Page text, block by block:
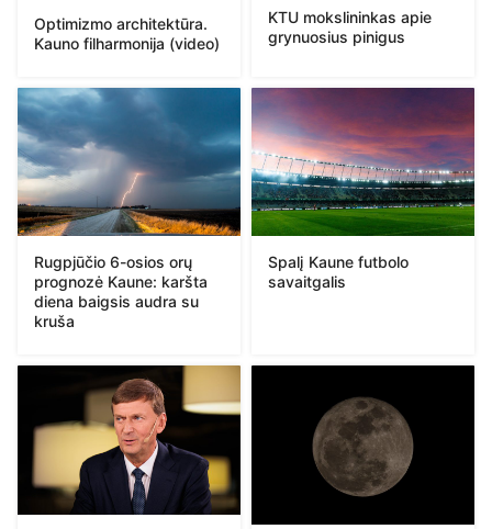
Optimizmo architektūra.
Kauno filharmonija (video)
KTU mokslininkas apie
grynuosius pinigus
Rugpjūčio 6-osios orų
prognozė Kaune: karšta
diena baigsis audra su
kruša
Spalį Kaune futbolo
savaitgalis